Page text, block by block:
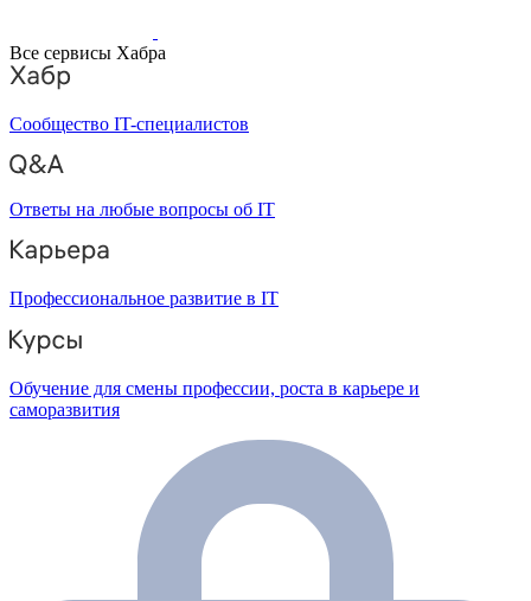
Все сервисы Хабра
Сообщество IT-специалистов
Ответы на любые вопросы об IT
Профессиональное развитие в IT
Обучение для смены профессии, роста в карьере и
саморазвития